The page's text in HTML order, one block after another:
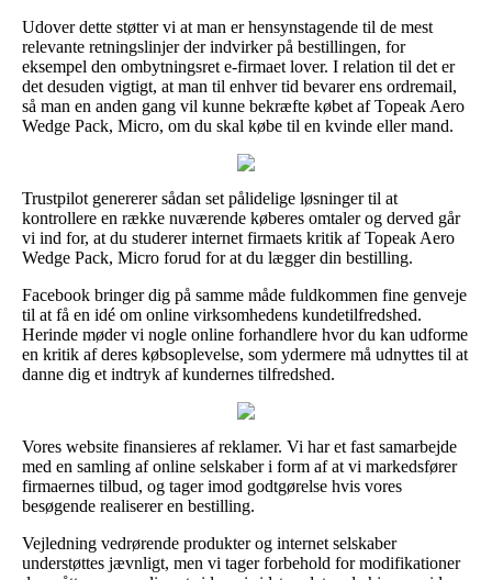
Udover dette støtter vi at man er hensynstagende til de mest
relevante retningslinjer der indvirker på bestillingen, for
eksempel den ombytningsret e-firmaet lover. I relation til det er
det desuden vigtigt, at man til enhver tid bevarer ens ordremail,
så man en anden gang vil kunne bekræfte købet af Topeak Aero
Wedge Pack, Micro, om du skal købe til en kvinde eller mand.
Trustpilot genererer sådan set pålidelige løsninger til at
kontrollere en række nuværende køberes omtaler og derved går
vi ind for, at du studerer internet firmaets kritik af Topeak Aero
Wedge Pack, Micro forud for at du lægger din bestilling.
Facebook bringer dig på samme måde fuldkommen fine genveje
til at få en idé om online virksomhedens kundetilfredshed.
Herinde møder vi nogle online forhandlere hvor du kan udforme
en kritik af deres købsoplevelse, som ydermere må udnyttes til at
danne dig et indtryk af kundernes tilfredshed.
Vores website finansieres af reklamer. Vi har et fast samarbejde
med en samling af online selskaber i form af at vi markedsfører
firmaernes tilbud, og tager imod godtgørelse hvis vores
besøgende realiserer en bestilling.
Vejledning vedrørende produkter og internet selskaber
understøttes jævnligt, men vi tager forbehold for modifikationer